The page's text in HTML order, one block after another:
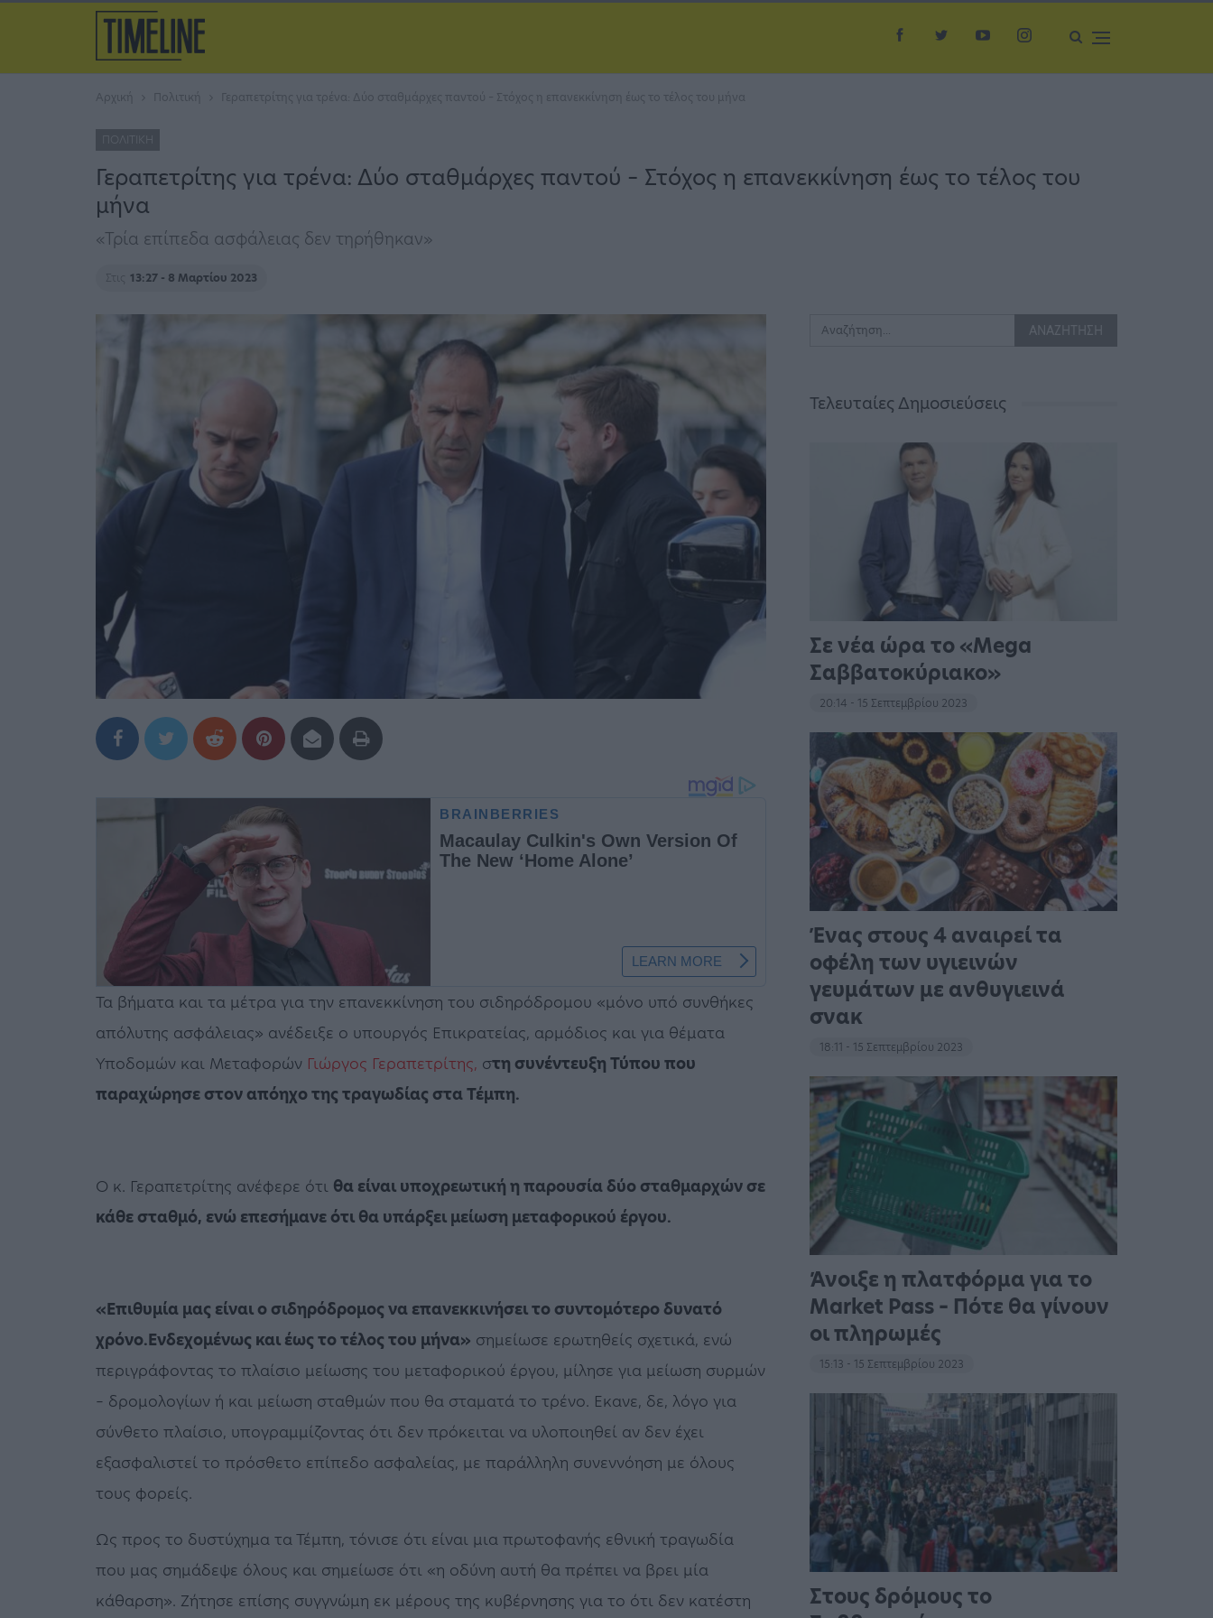
Αρχική Πολιτική Γεραπετρίτης για τρένα: Δύο σταθμάρχες παντού – Στόχος η επανεκκίνηση έως το τέλος του μήνα
ΠΟΛΙΤΙΚΉ
Γεραπετρίτης για τρένα: Δύο σταθμάρχες παντού – Στόχος η επανεκκίνηση έως το τέλος του
μήνα
«Τρία επίπεδα ασφάλειας δεν τηρήθηκαν»
Στις 13:27 - 8 Μαρτίου 2023
Τα βήματα και τα μέτρα για την επανεκκίνηση του σιδηρόδρομου «μόνο υπό συνθήκες
απόλυτης ασφάλειας» ανέδειξε ο υπουργός Επικρατείας, αρμόδιος και για θέματα
Υποδομών και Μεταφορών Γιώργος Γεραπετρίτης, στη συνέντευξη Τύπου που
παραχώρησε στον απόηχο της τραγωδίας στα Τέμπη.
Ο κ. Γεραπετρίτης ανέφερε ότι θα είναι υποχρεωτική η παρουσία δύο σταθμαρχών σε
κάθε σταθμό, ενώ επεσήμανε ότι θα υπάρξει μείωση μεταφορικού έργου.
«Επιθυμία μας είναι ο σιδηρόδρομος να επανεκκινήσει το συντομότερο δυνατό
χρόνο.Ενδεχομένως και έως το τέλος του μήνα» σημείωσε ερωτηθείς σχετικά, ενώ
περιγράφοντας το πλαίσιο μείωσης του μεταφορικού έργου, μίλησε για μείωση συρμών
– δρομολογίων ή και μείωση σταθμών που θα σταματά το τρένο. Εκανε, δε, λόγο για
σύνθετο πλαίσιο, υπογραμμίζοντας ότι δεν πρόκειται να υλοποιηθεί αν δεν έχει
εξασφαλιστεί το πρόσθετο επίπεδο ασφαλείας, με παράλληλη συνεννόηση με όλους
τους φορείς.
Ως προς το δυστύχημα τα Τέμπη, τόνισε ότι είναι μια πρωτοφανής εθνική τραγωδία
που μας σημάδεψε όλους και σημείωσε ότι «η οδύνη αυτή θα πρέπει να βρει μία
κάθαρση». Ζήτησε επίσης συγγνώμη εκ μέρους της κυβέρνησης για το ότι δεν κατέστη
Τελευταίες Δημοσιεύσεις
Σε νέα ώρα το «Mega
Σαββατοκύριακο»
20:14 - 15 Σεπτεμβρίου 2023
Ένας στους 4 αναιρεί τα
οφέλη των υγιεινών
γευμάτων με ανθυγιεινά
σνακ
18:11 - 15 Σεπτεμβρίου 2023
Άνοιξε η πλατφόρμα για το
Market Pass – Πότε θα γίνουν
οι πληρωμές
15:13 - 15 Σεπτεμβρίου 2023
Στους δρόμους το